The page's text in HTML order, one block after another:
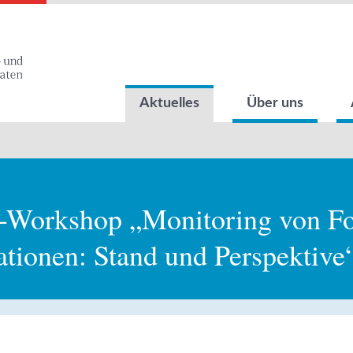
Aktuelles Über uns
„Monitoring von
Stand und